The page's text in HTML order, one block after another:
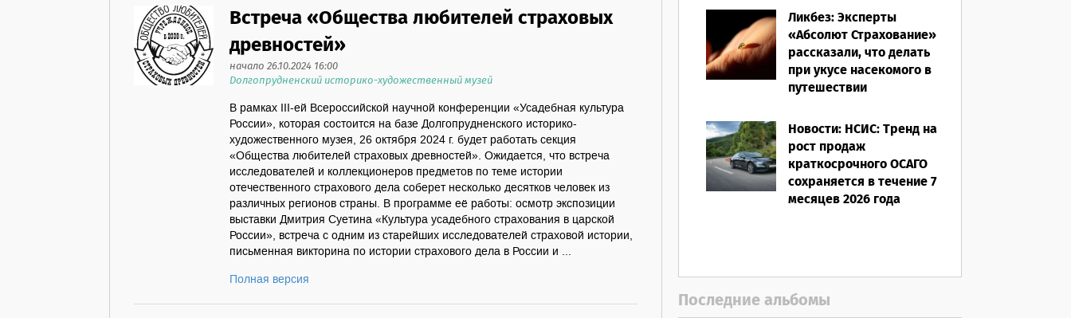
Встреча «Общества любителей страховых
древностей»
начало 26.10.2024 16:00
Долгопрудненский историко-художественный музей
В рамках III-ей Всероссийской научной конференции «Усадебная культура
России», которая состоится на базе Долгопрудненского историко-
художественного музея, 26 октября 2024 г. будет работать секция
«Общества любителей страховых древностей». Ожидается, что встреча
исследователей и коллекционеров предметов по теме истории
отечественного страхового дела соберет несколько десятков человек из
различных регионов страны. В программе её работы: осмотр экспозиции
выставки Дмитрия Суетина «Культура усадебного страхования в царской
России», встреча с одним из старейших исследователей страховой истории,
письменная викторина по истории страхового дела в России и ...
Полная версия
Ликбез: Эксперты
«Абсолют Страхование»
рассказали, что делать
при укусе насекомого в
путешествии
Новости: НСИС: Тренд на
рост продаж
краткосрочного ОСАГО
сохраняется в течение 7
месяцев 2026 года
Последние альбомы